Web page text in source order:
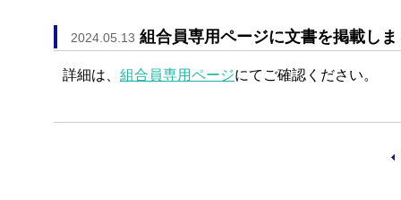
2024.05.13 組合員専用ページに文書を掲載しま
詳細は、 組合員専用ページにてご確認ください。